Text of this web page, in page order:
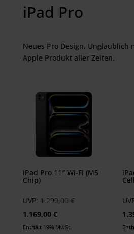
iPad Pro
Neues Pro Design. Unglaublich
Apple Produkt aller Zeiten.
iPad Pro 11″ Wi-Fi (M5
Chip)
UVP: 1.299,00€Ursprünglicher
1.169,00 €Aktueller
Preis
Enthält 19% MwSt.